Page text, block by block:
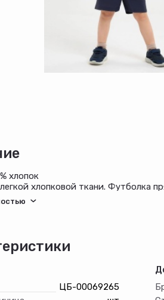
хлопок
хлопковой ткани. Футболка
обтачкой из эластичной ткани.
ЦБ-00069265